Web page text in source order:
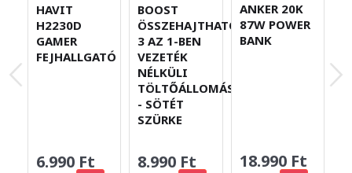
HAVIT
H2230D
GAMER
FEJHALLGATÓ
6.990 Ft
BOOST
ÖSSZEHAJTHATÓ
3 AZ 1-BEN
VEZETÉK
NÉLKÜLI
TÖLTŐÁLLOMÁS
- SÖTÉT
SZÜRKE
8.990 Ft
ANKER 20K
87W POWER
BANK
18.990 Ft